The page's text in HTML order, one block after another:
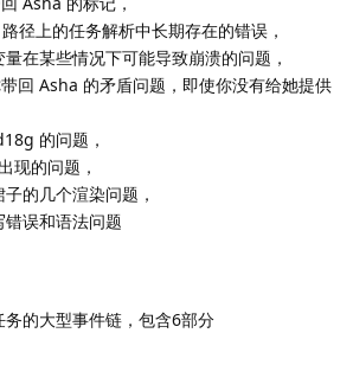
径上的任务解析中长期存在的错误，
在某些情况下可能导致崩溃的问题，
回 Asha 的矛盾问题，即使你没有给她提供
的问题，
现的问题，
的几个渲染问题，
误和语法问题
的大型事件链，包含6部分